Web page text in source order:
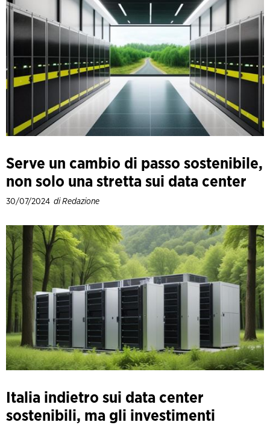
Serve un cambio di passo sostenibile,
non solo una stretta sui data center
30/07/2024 di Redazione
Italia indietro sui data center
sostenibili, ma gli investimenti